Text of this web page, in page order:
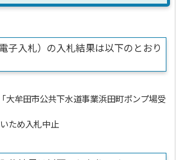
子入札）の入札結果は以下のとおり
大牟田市公共下水道事業浜田町ポンプ場受
ため入札中止